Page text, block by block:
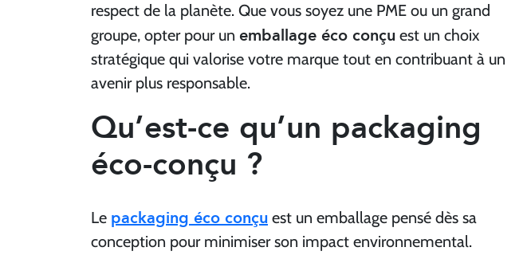
respect de la planète. Que vous soyez une PME ou un grand
groupe, opter pour un emballage éco conçu est un choix
stratégique qui valorise votre marque tout en contribuant à un
avenir plus responsable.
Qu’est-ce qu’un packaging
éco-conçu ?
Le packaging éco conçu est un emballage pensé dès sa
conception pour minimiser son impact environnemental.